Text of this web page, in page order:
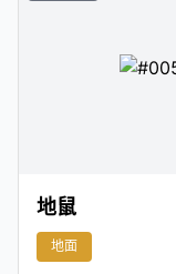
地鼠
地面